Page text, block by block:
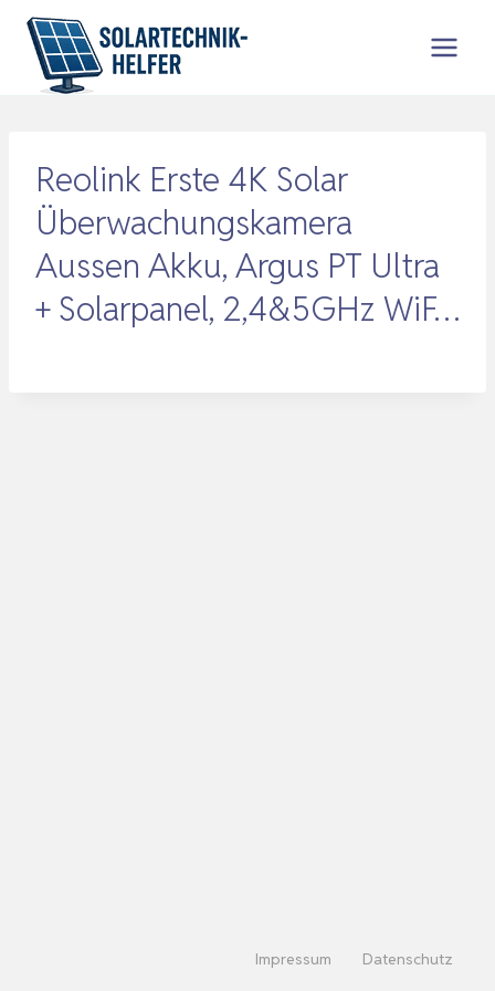
Zum
Inhalt
springen
Reolink Erste 4K Solar
Überwachungskamera
Aussen Akku, Argus PT Ultra
+ Solarpanel, 2,4&5GHz WiF…
Impressum Datenschutz